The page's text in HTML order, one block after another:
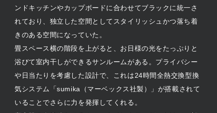
ンドキッチンやカップボードに合わせてブラックに統一さ
れており、独立した空間としてスタイリッシュかつ落ち着
きのある空間になっていた。
畳スペース横の階段を上がると、お日様の光をたっぷりと
浴びて室内干しができるサンルームがある。プライバシー
や日当たりを考慮した設計で、これは24時間全熱交換型換
気システム「sumika（マーベックス社製）」が搭載されて
いることでさらに力を発揮してくれる。